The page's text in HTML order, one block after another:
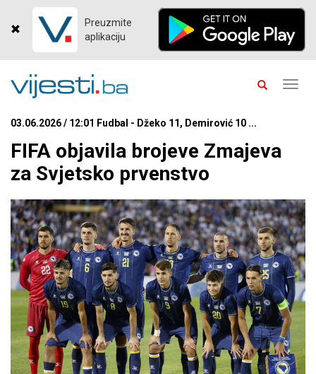
Preuzmite
aplikaciju
03.06.2026 / 12:01 Fudbal - Džeko 11, Demirović 10 ...
FIFA objavila brojeve Zmajeva
za Svjetsko prvenstvo